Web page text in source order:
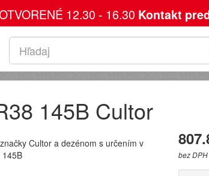
12.30 - 16.30 Kontakt
145B Cultor
Cultor a dezénom s určením v
bez